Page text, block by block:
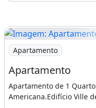
Imagem: Apartamento
Apartamento
Apartamento
Apartamento de 1
Americana.Edifício Ville